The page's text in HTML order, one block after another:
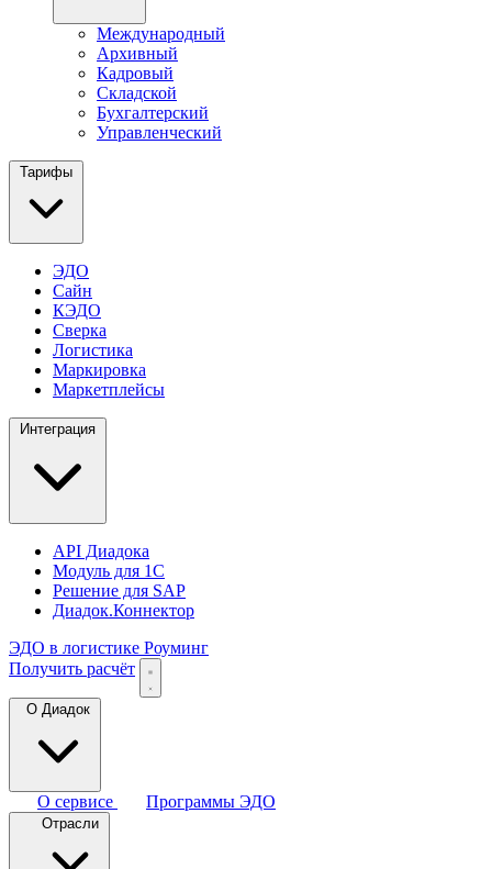
Международный
Архивный
Кадровый
Складской
Бухгалтерский
Управленческий
Тарифы
ЭДО
Сайн
КЭДО
Сверка
Логистика
Маркировка
Маркетплейсы
Интеграция
API Диадока
Модуль для 1С
Решение для SAP
Диадок.Коннектор
ЭДО в логистике Роуминг
Получить расчёт
О Диадок
О сервисе Программы ЭДО
Отрасли